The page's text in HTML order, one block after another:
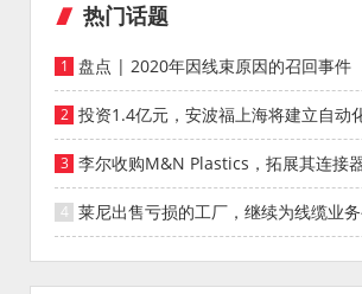
热门话题
盘点 | 2020年因线束原因的召回事件
投资1.4亿元，安波福上海将建立自动
能仓库
李尔收购M&N Plastics，拓展其连接
统业务
莱尼出售亏损的工厂，继续为线缆业务
投资者